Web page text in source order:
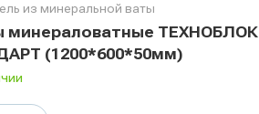
из минеральной ваты
минераловатные ТЕХНОБЛОК
(1200*600*50мм)